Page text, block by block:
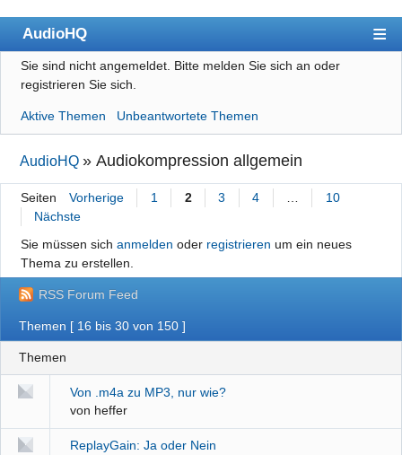
AudioHQ
Übersicht
Forenrichtlinien
Suche
Registrieren
Impressum
Datenschutz
Sie sind nicht angemeldet. Bitte melden Sie sich an oder
registrieren Sie sich.
Aktive Themen Unbeantwortete Themen
AudioHQ »Audiokompression allgemein
Seiten Vorherige 1 2 3 4
10
Nächste
Sie müssen sich anmelden oder registrieren um ein neues
Thema zu erstellen.
RSS Forum Feed
Themen [ 16 bis 30 von 150 ]
Themen
Von .m4a zu MP3, nur wie?
von heffer
ReplayGain: Ja oder Nein